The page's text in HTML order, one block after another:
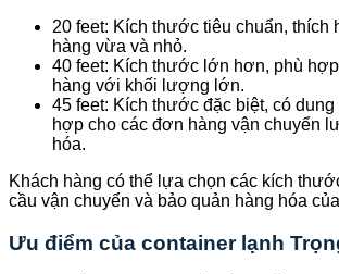
20 feet: Kích thước tiêu chuẩn, thích
hàng vừa và nhỏ.
40 feet: Kích thước lớn hơn, phù
hàng với khối lượng lớn.
45 feet: Kích thước đặc biệt, có
hợp cho các đơn hàng vận chuyển
hóa.
Khách hàng có thể lựa chọn các kích
cầu vận chuyển và bảo quản hàng hóa
Ưu điểm của container lạnh